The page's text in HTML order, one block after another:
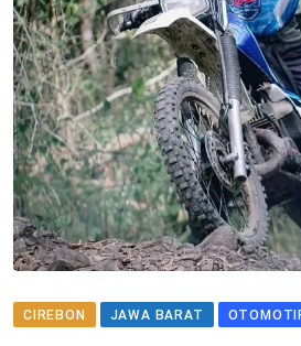
CIREBON JAWA BARAT